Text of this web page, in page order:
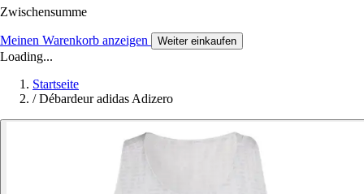
Zwischensumme
Meinen Warenkorb anzeigen Weiter einkaufen
Loading...
Startseite
/ Débardeur adidas Adizero